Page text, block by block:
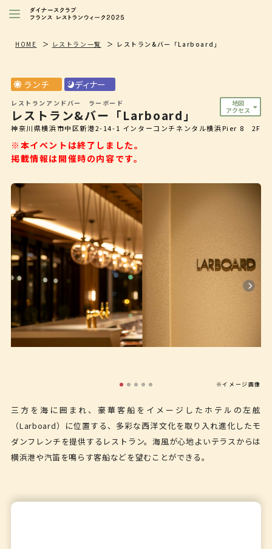
レストランを探す
特別イベント/キャンペーン
ニュース
店舗/プレス向け
HOME レストラン一覧 レストラン&バー「Larboard」
レストラン&バー「Larboard」
レストランアンドバー ラーボード
神奈川県横浜市中区新港2-14-1 インターコンチネンタル横浜Pier 8 2F
※本イベントは終了しました。
掲載情報は開催時の内容です。
ランチ ディナー
地図
アクセス
※イメージ画像
三方を海に囲まれ、豪華客船をイメージしたホテルの左舷
（Larboard）に位置する、多彩な西洋文化を取り入れ進化したモ
ダンフレンチを提供するレストラン。海風が心地よいテラスからは
横浜港や汽笛を鳴らす客船などを望むことができる。